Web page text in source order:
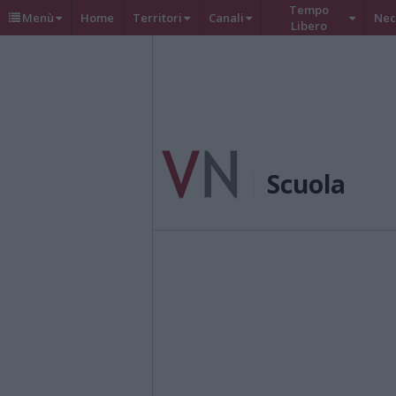
Menù Home Territori Canali
Tempo
Libero
Scuola